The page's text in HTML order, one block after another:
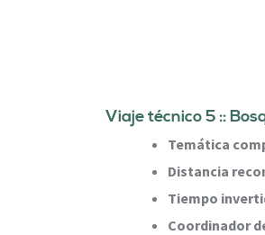
Viaje técnico 5 ::
Temática
Distancia
Tiempo
Coordinador